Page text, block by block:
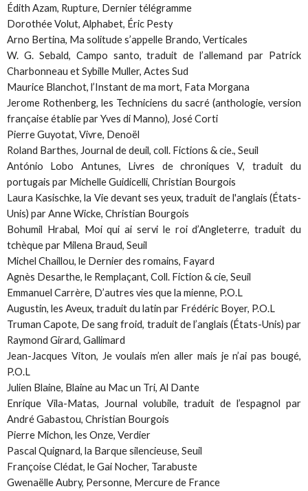
Édith Azam, Rupture, Dernier télégramme
Dorothée Volut,Alphabet, Éric Pesty
Arno Bertina, Ma solitude s’appelle Brando, Verticales
W. G. Sebald, Campo santo, traduit de l’allemand par Patrick
Charbonneau et Sybille Muller, Actes Sud
Maurice Blanchot,l’Instant de ma mort, Fata Morgana
Jerome Rothenberg,les Techniciens du sacré(anthologie, version
française établie par Yves di Manno), José Corti
Pierre Guyotat,Vivre, Denoël
Roland Barthes, Journal de deuil, coll. Fictions & cie., Seuil
António Lobo Antunes, Livres de chroniques V, traduit du
portugais par Michelle Guidicelli, Christian Bourgois
Laura Kasischke,la Vie devant ses yeux, traduit de l'anglais (États-
Unis) par Anne Wicke, Christian Bourgois
Bohumil Hrabal, Moi qui ai servi le roi d’Angleterre, traduit du
tchèque par Milena Braud, Seuil
Michel Chaillou,le Dernier des romains, Fayard
Agnès Desarthe,le Remplaçant, Coll. Fiction & cie, Seuil
Emmanuel Carrère, D’autres vies que la mienne, P.O.L
Augustin,les Aveux, traduit du latin par Frédéric Boyer, P.O.L
Truman Capote, De sang froid, traduit de l’anglais (États-Unis) par
Raymond Girard, Gallimard
Jean-Jacques Viton, Je voulais m’en aller mais je n’ai pas bougé,
P.O.L
Julien Blaine, Blaine au Mac un Tri, Al Dante
Enrique Vila-Matas,
Journal volubile, traduit de l’espagnol par
André Gabastou, Christian Bourgois
Pierre Michon,les Onze, Verdier
Pascal Quignard,la Barque silencieuse, Seuil
Françoise Clédat,le Gai Nocher, Tarabuste
Gwenaëlle Aubry, Personne, Mercure de France